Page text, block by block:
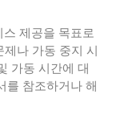
제공을 목표로
나 가동 중지 시
가동 시간에 대
를 참조하거나 해